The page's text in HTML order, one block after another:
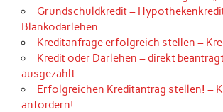
Grundschuldkredit –
Blankodarlehen
Kreditanfrage erfolgreich stellen –
Kredit oder Darlehen – direkt
ausgezahlt
Erfolgreichen Kreditantrag stellen! –
anfordern!